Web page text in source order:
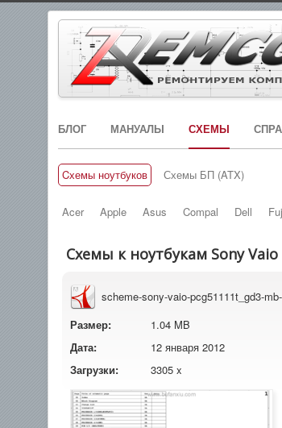
БЛОГ МАНУАЛЫ СХЕМЫ
Cхемы ноутбуков Схемы БП (ATX)
Acer Apple Asus Compal Dell
Схемы к ноутбукам Sony Vaio
scheme-sony-vaio-pcg51111t_gd3-
Размер:
1.04 MB
Дата:
12 января 2012
Загрузки:
3305 x